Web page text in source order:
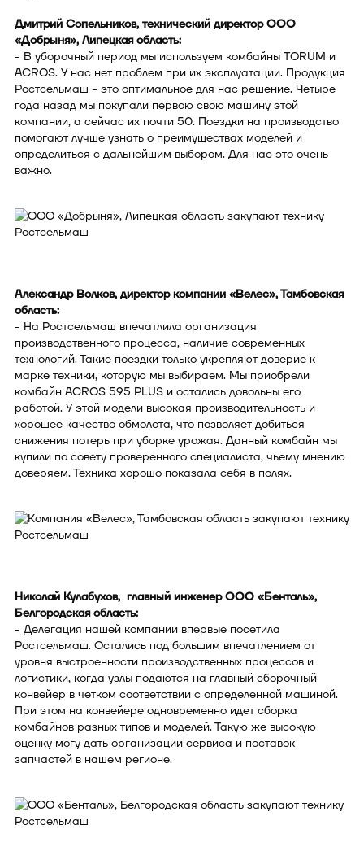
Дмитрий Сопельников, технический директор ООО
«Добрыня», Липецкая область:
- В уборочный период мы используем комбайны TORUM и
ACROS. У нас нет проблем при их эксплуатации. Продукция
Ростсельмаш - это оптимальное для нас решение. Четыре
года назад мы покупали первою свою машину этой
компании, а сейчас их почти 50. Поездки на производство
помогают лучше узнать о преимуществах моделей и
определиться с дальнейшим выбором. Для нас это очень
важно.
Александр Волков, директор компании «Велес», Тамбовская
область:
- На Ростсельмаш впечатлила организация
производственного процесса, наличие современных
технологий. Такие поездки только укрепляют доверие к
марке техники, которую мы выбираем. Мы приобрели
комбайн ACROS 595 PLUS и остались довольны его
работой. У этой модели высокая производительность и
хорошее качество обмолота, что позволяет добиться
снижения потерь при уборке урожая. Данный комбайн мы
купили по совету проверенного специалиста, чьему мнению
доверяем. Техника хорошо показала себя в полях.
Николай Кулабухов, главный инженер ООО «Бенталь»,
Белгородская область:
- Делегация нашей компании впервые посетила
Ростсельмаш. Остались под большим впечатлением от
уровня выстроенности производственных процессов и
логистики, когда узлы подаются на главный сборочный
конвейер в четком соответствии с определенной машиной.
При этом на конвейере одновременно идет сборка
комбайнов разных типов и моделей. Такую же высокую
оценку могу дать организации сервиса и поставок
запчастей в нашем регионе.